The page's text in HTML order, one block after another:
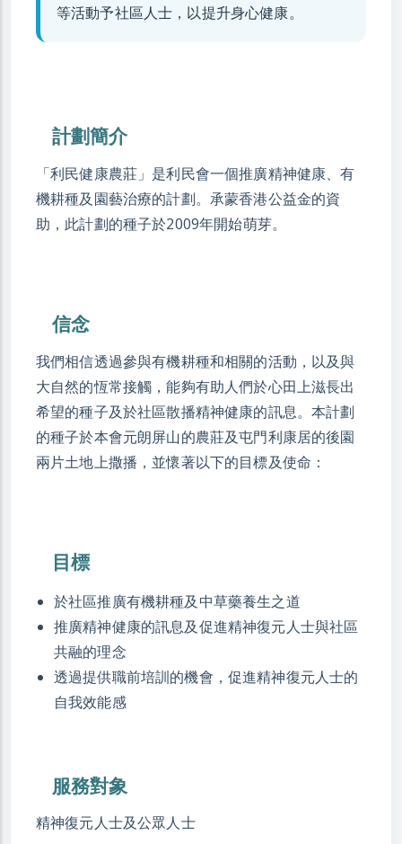
等活動予社區人士，以提升身心健康。
計劃簡介
「利民健康農莊」是利民會一個推廣精神健康、有
機耕種及園藝治療的計劃。承蒙香港公益金的資
助，此計劃的種子於2009年開始萌芽。
信念
我們相信透過參與有機耕種和相關的活動，以及與
大自然的恆常接觸，能夠有助人們於心田上滋長出
希望的種子及於社區散播精神健康的訊息。本計劃
的種子於本會元朗屏山的農莊及屯門利康居的後園
兩片土地上撒播，並懷著以下的目標及使命：
目標
於社區推廣有機耕種及中草藥養生之道
推廣精神健康的訊息及促進精神復元人士與社區
共融的理念
透過提供職前培訓的機會，促進精神復元人士的
自我效能感
服務對象
精神復元人士及公眾人士